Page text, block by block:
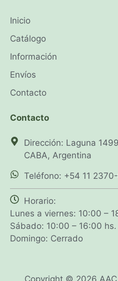
Inicio
Catálogo
Información
Envíos
Contacto
Contacto
Dirección: Laguna
CABA, Argentina
Teléfono: +54 11
Horario:
Lunes a viernes: 10:00 –
Sábado: 10:00 – 16:00 hs.
Domingo: Cerrado
Copyright © 2026